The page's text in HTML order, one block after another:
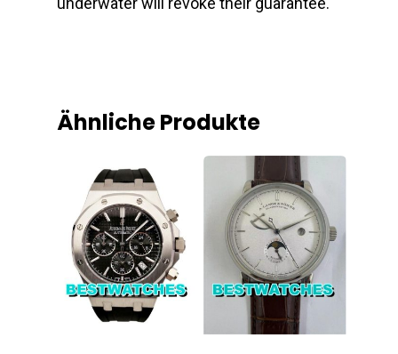
Ähnliche Produkte